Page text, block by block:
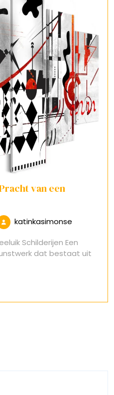
van een
katinkasimonse
Schilderijen Een
dat bestaat uit